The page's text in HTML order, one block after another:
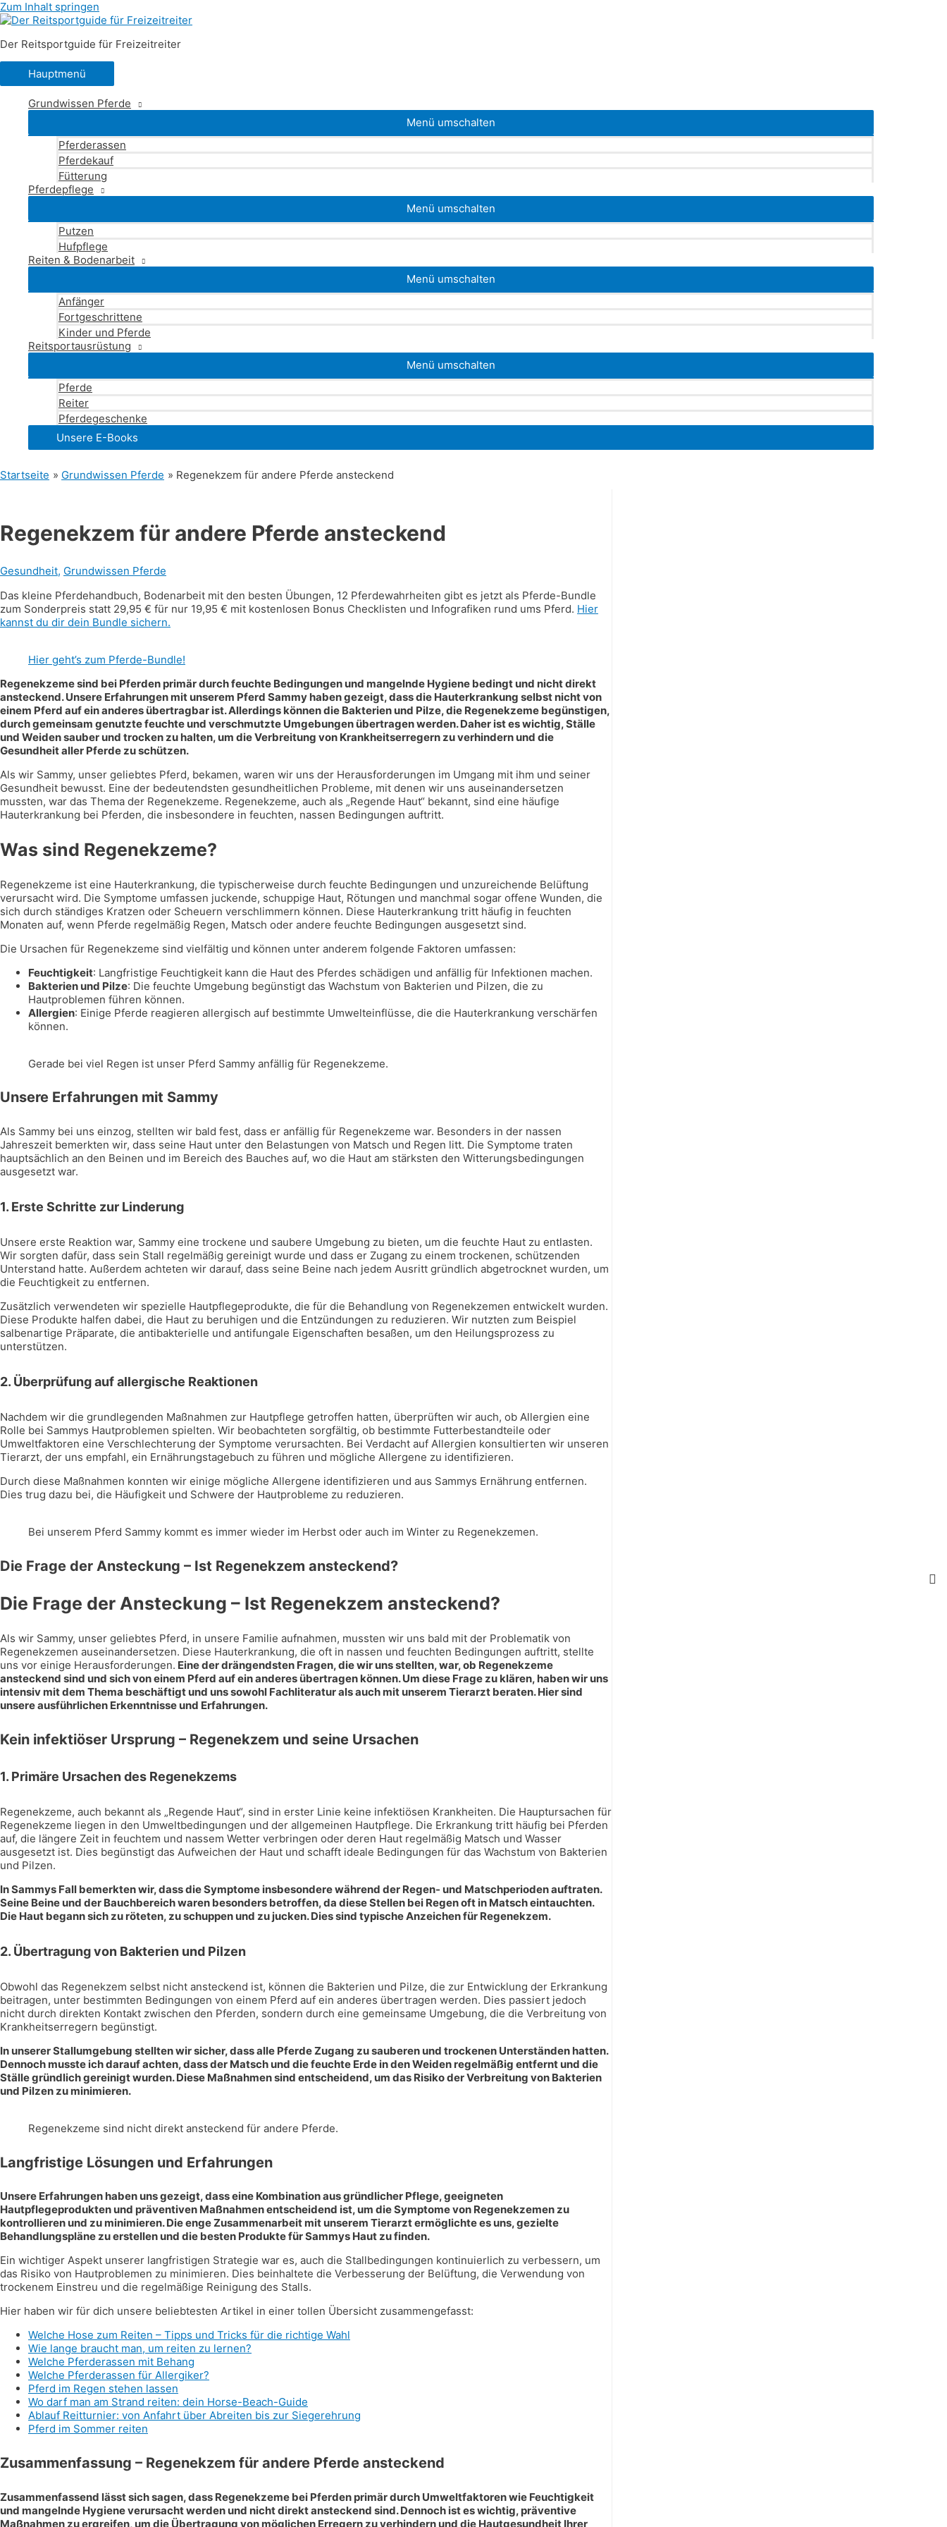
Zum Inhalt springen
Der Reitsportguide für Freizeitreiter
Hauptmenü
Grundwissen Pferde
Menü umschalten
Pferderassen
Pferdekauf
Fütterung
Pferdepflege
Menü umschalten
Putzen
Hufpflege
Reiten & Bodenarbeit
Menü umschalten
Anfänger
Fortgeschrittene
Kinder und Pferde
Reitsportausrüstung
Menü umschalten
Pferde
Reiter
Pferdegeschenke
Unsere E-Books
Startseite Grundwissen Pferde Regenekzem für andere Pferde ansteckend
Regenekzem für andere Pferde ansteckend
Gesundheit, Grundwissen Pferde
Das kleine Pferdehandbuch, Bodenarbeit mit den besten Übungen, 12 Pferdewahrheiten gibt es jetzt als Pferde-Bundle
zum Sonderpreis statt 29,95 € für nur 19,95 € mit kostenlosen Bonus Checklisten und Infografiken rund ums Pferd. Hier
kannst du dir dein Bundle sichern.
Hier geht’s zum Pferde-Bundle!
Regenekzeme sind bei Pferden primär durch feuchte Bedingungen und mangelnde Hygiene bedingt und nicht direkt
ansteckend. Unsere Erfahrungen mit unserem Pferd Sammy haben gezeigt, dass die Hauterkrankung selbst nicht von
einem Pferd auf ein anderes übertragbar ist. Allerdings können die Bakterien und Pilze, die Regenekzeme begünstigen,
durch gemeinsam genutzte feuchte und verschmutzte Umgebungen übertragen werden. Daher ist es wichtig, Ställe
und Weiden sauber und trocken zu halten, um die Verbreitung von Krankheitserregern zu verhindern und die
Gesundheit aller Pferde zu schützen.
Als wir Sammy, unser geliebtes Pferd, bekamen, waren wir uns der Herausforderungen im Umgang mit ihm und seiner
Gesundheit bewusst. Eine der bedeutendsten gesundheitlichen Probleme, mit denen wir uns auseinandersetzen
mussten, war das Thema der Regenekzeme. Regenekzeme, auch als „Regende Haut“ bekannt, sind eine häufige
Hauterkrankung bei Pferden, die insbesondere in feuchten, nassen Bedingungen auftritt.
Was sind Regenekzeme?
Regenekzeme ist eine Hauterkrankung, die typischerweise durch feuchte Bedingungen und unzureichende Belüftung
verursacht wird. Die Symptome umfassen juckende, schuppige Haut, Rötungen und manchmal sogar offene Wunden, die
sich durch ständiges Kratzen oder Scheuern verschlimmern können. Diese Hauterkrankung tritt häufig in feuchten
Monaten auf, wenn Pferde regelmäßig Regen, Matsch oder andere feuchte Bedingungen ausgesetzt sind.
Die Ursachen für Regenekzeme sind vielfältig und können unter anderem folgende Faktoren umfassen:
Feuchtigkeit: Langfristige Feuchtigkeit kann die Haut des Pferdes schädigen und anfällig für Infektionen machen.
Bakterien und Pilze: Die feuchte Umgebung begünstigt das Wachstum von Bakterien und Pilzen, die zu
Hautproblemen führen können.
Allergien: Einige Pferde reagieren allergisch auf bestimmte Umwelteinflüsse, die die Hauterkrankung verschärfen
können.
Gerade bei viel Regen ist unser Pferd Sammy anfällig für Regenekzeme.
Unsere Erfahrungen mit Sammy
Als Sammy bei uns einzog, stellten wir bald fest, dass er anfällig für Regenekzeme war. Besonders in der nassen
Jahreszeit bemerkten wir, dass seine Haut unter den Belastungen von Matsch und Regen litt. Die Symptome traten
hauptsächlich an den Beinen und im Bereich des Bauches auf, wo die Haut am stärksten den Witterungsbedingungen
ausgesetzt war.
1. Erste Schritte zur Linderung
Unsere erste Reaktion war, Sammy eine trockene und saubere Umgebung zu bieten, um die feuchte Haut zu entlasten.
Wir sorgten dafür, dass sein Stall regelmäßig gereinigt wurde und dass er Zugang zu einem trockenen, schützenden
Unterstand hatte. Außerdem achteten wir darauf, dass seine Beine nach jedem Ausritt gründlich abgetrocknet wurden, um
die Feuchtigkeit zu entfernen.
Zusätzlich verwendeten wir spezielle Hautpflegeprodukte, die für die Behandlung von Regenekzemen entwickelt wurden.
Diese Produkte halfen dabei, die Haut zu beruhigen und die Entzündungen zu reduzieren. Wir nutzten zum Beispiel
salbenartige Präparate, die antibakterielle und antifungale Eigenschaften besaßen, um den Heilungsprozess zu
unterstützen.
2. Überprüfung auf allergische Reaktionen
Nachdem wir die grundlegenden Maßnahmen zur Hautpflege getroffen hatten, überprüften wir auch, ob Allergien eine
Rolle bei Sammys Hautproblemen spielten. Wir beobachteten sorgfältig, ob bestimmte Futterbestandteile oder
Umweltfaktoren eine Verschlechterung der Symptome verursachten. Bei Verdacht auf Allergien konsultierten wir unseren
Tierarzt, der uns empfahl, ein Ernährungstagebuch zu führen und mögliche Allergene zu identifizieren.
Durch diese Maßnahmen konnten wir einige mögliche Allergene identifizieren und aus Sammys Ernährung entfernen.
Dies trug dazu bei, die Häufigkeit und Schwere der Hautprobleme zu reduzieren.
Bei unserem Pferd Sammy kommt es immer wieder im Herbst oder auch im Winter zu Regenekzemen.
Die Frage der Ansteckung – Ist Regenekzem ansteckend?
Die Frage der Ansteckung – Ist Regenekzem ansteckend?
Als wir Sammy, unser geliebtes Pferd, in unsere Familie aufnahmen, mussten wir uns bald mit der Problematik von
Regenekzemen auseinandersetzen. Diese Hauterkrankung, die oft in nassen und feuchten Bedingungen auftritt, stellte
uns vor einige Herausforderungen. Eine der drängendsten Fragen, die wir uns stellten, war, ob Regenekzeme
ansteckend sind und sich von einem Pferd auf ein anderes übertragen können. Um diese Frage zu klären, haben wir uns
intensiv mit dem Thema beschäftigt und uns sowohl Fachliteratur als auch mit unserem Tierarzt beraten. Hier sind
unsere ausführlichen Erkenntnisse und Erfahrungen.
Kein infektiöser Ursprung – Regenekzem und seine Ursachen
1. Primäre Ursachen des Regenekzems
Regenekzeme, auch bekannt als „Regende Haut“, sind in erster Linie keine infektiösen Krankheiten. Die Hauptursachen für
Regenekzeme liegen in den Umweltbedingungen und der allgemeinen Hautpflege. Die Erkrankung tritt häufig bei Pferden
auf, die längere Zeit in feuchtem und nassem Wetter verbringen oder deren Haut regelmäßig Matsch und Wasser
ausgesetzt ist. Dies begünstigt das Aufweichen der Haut und schafft ideale Bedingungen für das Wachstum von Bakterien
und Pilzen.
In Sammys Fall bemerkten wir, dass die Symptome insbesondere während der Regen- und Matschperioden auftraten.
Seine Beine und der Bauchbereich waren besonders betroffen, da diese Stellen bei Regen oft in Matsch eintauchten.
Die Haut begann sich zu röteten, zu schuppen und zu jucken. Dies sind typische Anzeichen für Regenekzem.
2. Übertragung von Bakterien und Pilzen
Obwohl das Regenekzem selbst nicht ansteckend ist, können die Bakterien und Pilze, die zur Entwicklung der Erkrankung
beitragen, unter bestimmten Bedingungen von einem Pferd auf ein anderes übertragen werden. Dies passiert jedoch
nicht durch direkten Kontakt zwischen den Pferden, sondern durch eine gemeinsame Umgebung, die die Verbreitung von
Krankheitserregern begünstigt.
In unserer Stallumgebung stellten wir sicher, dass alle Pferde Zugang zu sauberen und trockenen Unterständen hatten.
Dennoch musste ich darauf achten, dass der Matsch und die feuchte Erde in den Weiden regelmäßig entfernt und die
Ställe gründlich gereinigt wurden. Diese Maßnahmen sind entscheidend, um das Risiko der Verbreitung von Bakterien
und Pilzen zu minimieren.
Regenekzeme sind nicht direkt ansteckend für andere Pferde.
Langfristige Lösungen und Erfahrungen
Unsere Erfahrungen haben uns gezeigt, dass eine Kombination aus gründlicher Pflege, geeigneten
Hautpflegeprodukten und präventiven Maßnahmen entscheidend ist, um die Symptome von Regenekzemen zu
kontrollieren und zu minimieren. Die enge Zusammenarbeit mit unserem Tierarzt ermöglichte es uns, gezielte
Behandlungspläne zu erstellen und die besten Produkte für Sammys Haut zu finden.
Ein wichtiger Aspekt unserer langfristigen Strategie war es, auch die Stallbedingungen kontinuierlich zu verbessern, um
das Risiko von Hautproblemen zu minimieren. Dies beinhaltete die Verbesserung der Belüftung, die Verwendung von
trockenem Einstreu und die regelmäßige Reinigung des Stalls.
Hier haben wir für dich unsere beliebtesten Artikel in einer tollen Übersicht zusammengefasst:
Welche Hose zum Reiten – Tipps und Tricks für die richtige Wahl
Wie lange braucht man, um reiten zu lernen?
Welche Pferderassen mit Behang
Welche Pferderassen für Allergiker?
Pferd im Regen stehen lassen
Wo darf man am Strand reiten: dein Horse-Beach-Guide
Ablauf Reitturnier: von Anfahrt über Abreiten bis zur Siegerehrung
Pferd im Sommer reiten
Zusammenfassung – Regenekzem für andere Pferde ansteckend
Zusammenfassend lässt sich sagen, dass Regenekzeme bei Pferden primär durch Umweltfaktoren wie Feuchtigkeit
und mangelnde Hygiene verursacht werden und nicht direkt ansteckend sind. Dennoch ist es wichtig, präventive
Maßnahmen zu ergreifen, um die Übertragung von möglichen Erregern zu verhindern und die Hautgesundheit Ihrer